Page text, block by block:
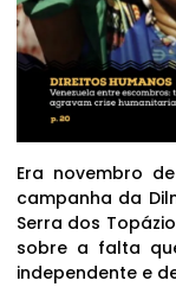
Era novembro
campanha da
Serra dos
sobre a falta
independente e